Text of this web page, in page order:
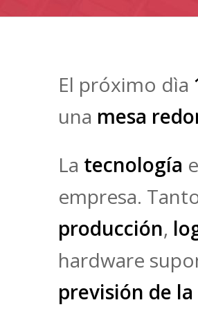
El próximo dìa
una mesa
La tecnología
empresa.
producción,
hardware
previsión de